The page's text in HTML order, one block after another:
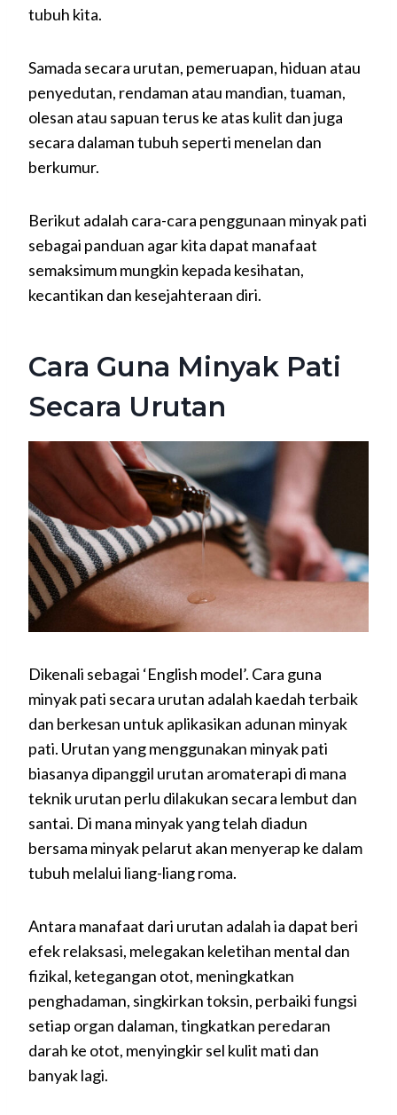
tubuh kita.
Samada secara urutan, pemeruapan, hiduan atau
penyedutan, rendaman atau mandian, tuaman,
olesan atau sapuan terus ke atas kulit dan juga
secara dalaman tubuh seperti menelan dan
berkumur.
Berikut adalah cara-cara penggunaan minyak pati
sebagai panduan agar kita dapat manafaat
semaksimum mungkin kepada kesihatan,
kecantikan dan kesejahteraan diri.
Cara Guna Minyak Pati
Secara Urutan
Dikenali sebagai ‘English model’. Cara guna
minyak pati secara urutan adalah kaedah terbaik
dan berkesan untuk aplikasikan adunan minyak
pati. Urutan yang menggunakan minyak pati
biasanya dipanggil urutan aromaterapi di mana
teknik urutan perlu dilakukan secara lembut dan
santai. Di mana minyak yang telah diadun
bersama minyak pelarut akan menyerap ke dalam
tubuh melalui liang-liang roma.
Antara manafaat dari urutan adalah ia dapat beri
efek relaksasi, melegakan keletihan mental dan
fizikal, ketegangan otot, meningkatkan
penghadaman, singkirkan toksin, perbaiki fungsi
setiap organ dalaman, tingkatkan peredaran
darah ke otot, menyingkir sel kulit mati dan
banyak lagi.